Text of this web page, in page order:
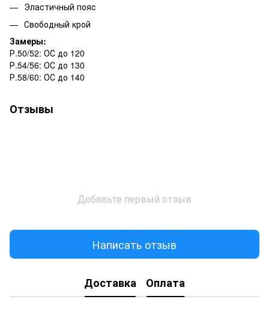
Эластичный пояс
Свободный крой
Замеры:
Р.50/52: ОС до 120
Р.54/56: ОС до 130
Р.58/60: ОС до 140
Отзывы
Добавьте первый отзыв
Написать отзыв
Доставка Оплата